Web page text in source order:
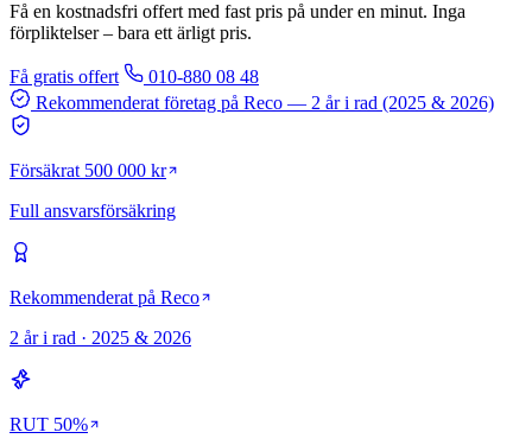
Få en kostnadsfri offert med fast pris på under en minut. Inga
förpliktelser – bara ett ärligt pris.
Få gratis offert
010-880 08 48
Rekommenderat företag på Reco — 2 år i rad (2025 & 2026)
Försäkrat 500 000 kr
Full ansvarsförsäkring
Rekommenderat på Reco
2 år i rad · 2025 & 2026
RUT 50%